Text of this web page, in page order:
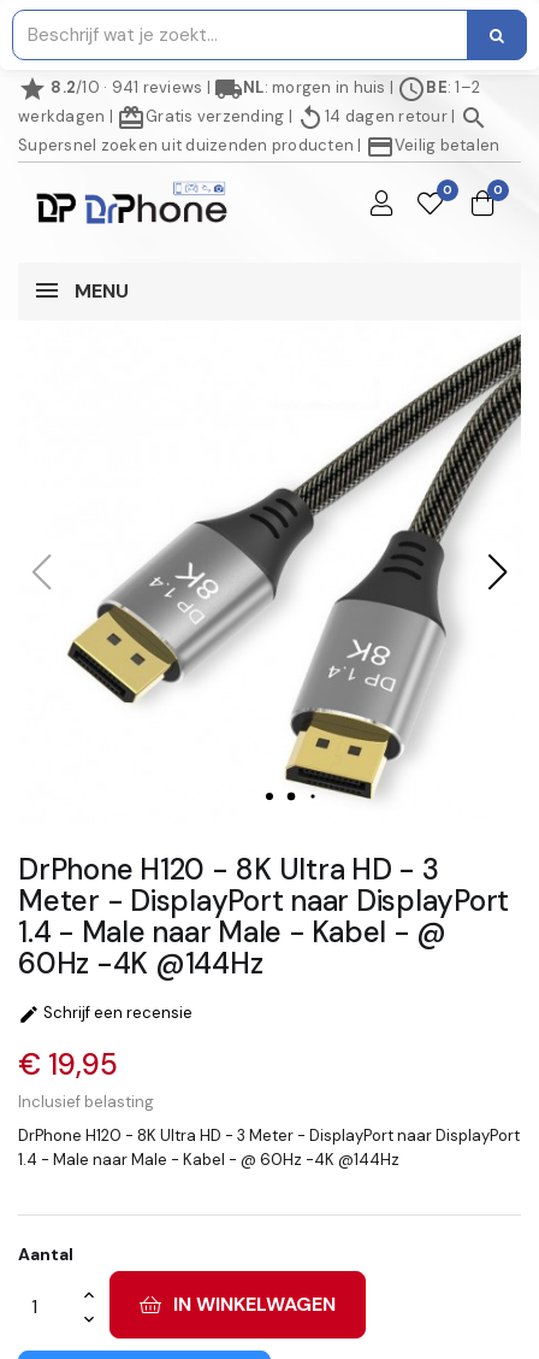
star 8.2/10 · 941 reviews | local_shippingNL: morgen in huis | scheduleBE: 1–2
werkdagen | redeemGratis verzending | replay 14 dagen retour| search
Supersnel zoeken uit duizenden producten | credit_cardVeilig betalen
0 0
MENU
DrPhone H120 - 8K Ultra HD - 3
Meter - DisplayPort naar DisplayPort
1.4 - Male naar Male - Kabel - @
60Hz -4K @144Hz
 Schrijf een recensie
€ 19,95
Inclusief belasting
DrPhone H120 - 8K Ultra HD - 3 Meter - DisplayPort naar DisplayPort
1.4 - Male naar Male - Kabel - @ 60Hz -4K @144Hz
Aantal
IN WINKELWAGEN